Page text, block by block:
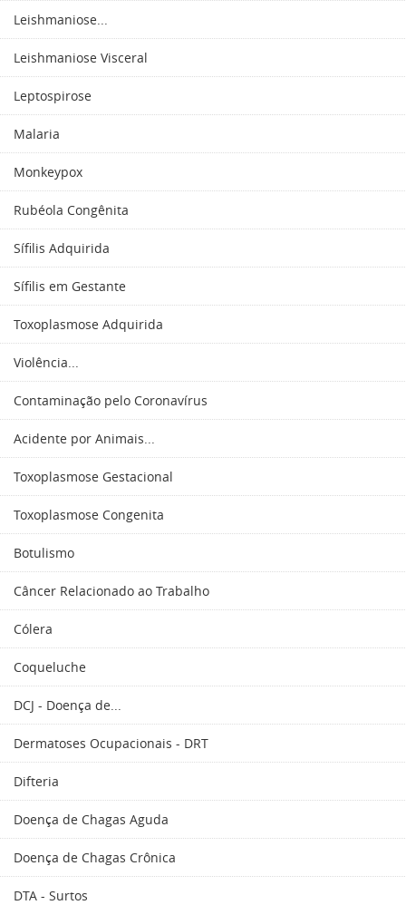
Leishmaniose...
Leishmaniose Visceral
Leptospirose
Malaria
Monkeypox
Rubéola Congênita
Sífilis Adquirida
Sífilis em Gestante
Toxoplasmose Adquirida
Violência...
Contaminação pelo Coronavírus
Acidente por Animais...
Toxoplasmose Gestacional
Toxoplasmose Congenita
Botulismo
Câncer Relacionado ao Trabalho
Cólera
Coqueluche
DCJ - Doença de...
Dermatoses Ocupacionais - DRT
Difteria
Doença de Chagas Aguda
Doença de Chagas Crônica
DTA - Surtos